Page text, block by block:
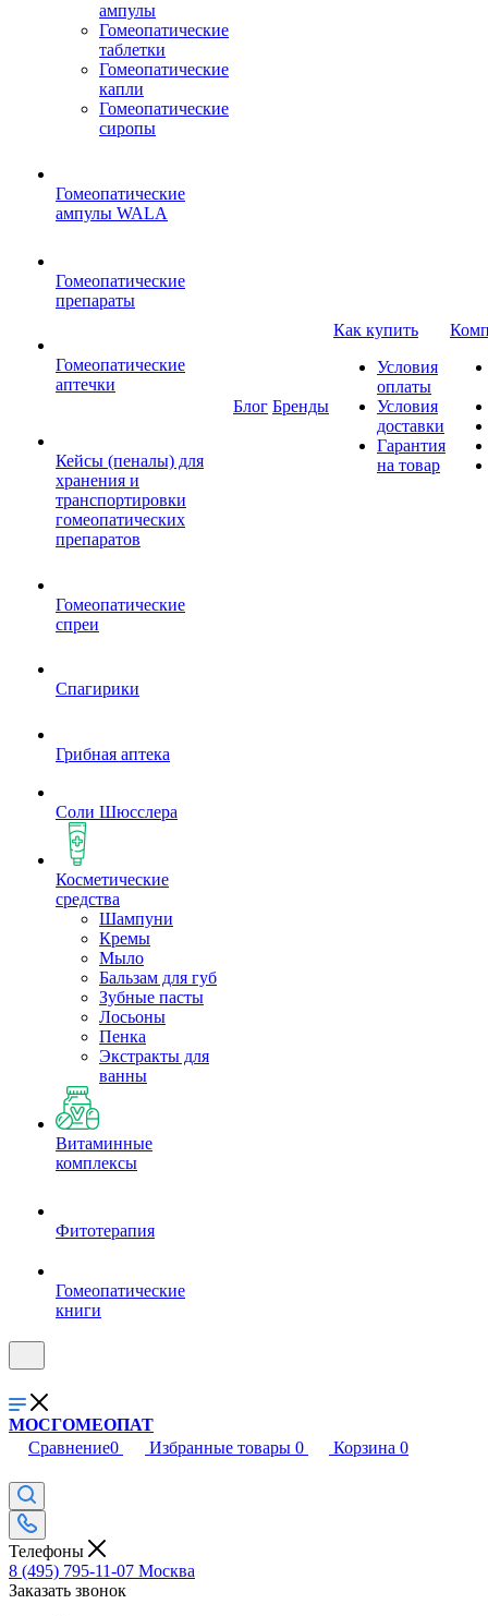
ампулы
Гомеопатические
таблетки
Гомеопатические
капли
Гомеопатические
сиропы
Гомеопатические
ампулы WALA
Гомеопатические
препараты
Гомеопатические
аптечки
Кейсы (пеналы) для
хранения и
транспортировки
гомеопатических
препаратов
Гомеопатические
спреи
Спагирики
Грибная аптека
Соли Шюсслера
Косметические
средства
Шампуни
Кремы
Мыло
Бальзам для губ
Зубные пасты
Лосьоны
Пенка
Экстракты для
ванны
Витаминные
комплексы
Фитотерапия
Гомеопатические
книги
Блог Бренды
Как купить
Условия
оплаты
Условия
доставки
Гарантия
на товар
МОСГОМЕОПАТ
Сравнение0 Избранные товары 0 Корзина 0
Телефоны
8 (495) 795-11-07 Москва
Заказать звонок